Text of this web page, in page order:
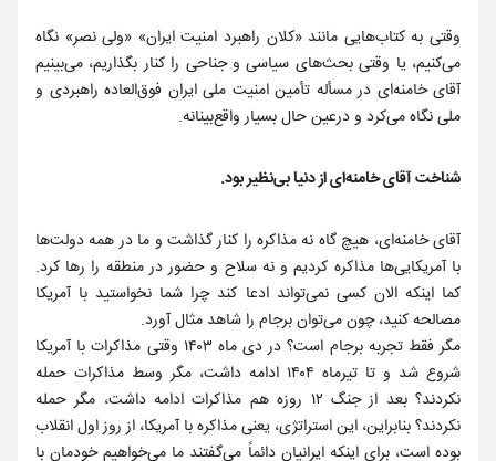
وقتی به کتاب‌هایی مانند «کلان راهبرد امنیت ایران» «ولی نصر» نگاه
می‌کنیم، یا وقتی بحث‌های سیاسی و جناحی را کنار بگذاریم، می‌بینیم
آقای خامنه‌ای در مسأله تأمین امنیت ملی ایران فوق‌العاده راهبردی و
ملی نگاه می‌کرد و درعین حال بسیار واقع‌بینانه.
شناخت آقای خامنه‌ای از دنیا بی‌نظیر بود.
آقای خامنه‌ای، هیچ گاه نه مذاکره را کنار گذاشت و ما در همه دولت‌ها
با آمریکایی‌ها مذاکره کردیم و نه سلاح و حضور در منطقه را رها کرد.
کما اینکه الان کسی نمی‌تواند ادعا کند چرا شما نخواستید با آمریکا
مصالحه کنید، چون می‌توان برجام را شاهد مثال آورد.
مگر فقط تجربه برجام است؟ در دی ماه ۱۴۰۳ وقتی مذاکرات با آمریکا
شروع شد و تا تیرماه ۱۴۰۴ ادامه داشت، مگر وسط مذاکرات حمله
نکردند؟ بعد از جنگ ۱۲ روزه هم مذاکرات ادامه داشت، مگر حمله
نکردند؟ بنابراین، این استراتژی، یعنی مذاکره با آمریکا، از روز اول انقلاب
بوده است، برای اینکه ایرانیان دائماً می‌گفتند ما می‌خواهیم خودمان با